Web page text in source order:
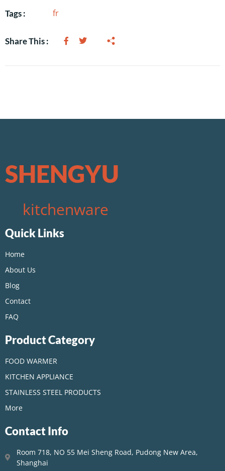
Tags : fr
Share This :
SHENGYU
kitchenware
Quick Links
Home
About Us
Blog
Contact
FAQ
Product Category
FOOD WARMER
KITCHEN APPLIANCE
STAINLESS STEEL PRODUCTS
More
Contact Info
Room 718, NO 55 Mei Sheng Road, Pudong New Area,
Shanghai